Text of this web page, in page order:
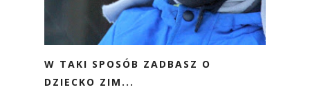
W TAKI SPOSÓB ZADBASZ O
DZIECKO ZIM...